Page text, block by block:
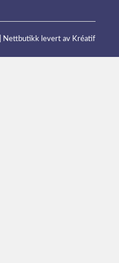
Nettbutikk levert av Kréatif